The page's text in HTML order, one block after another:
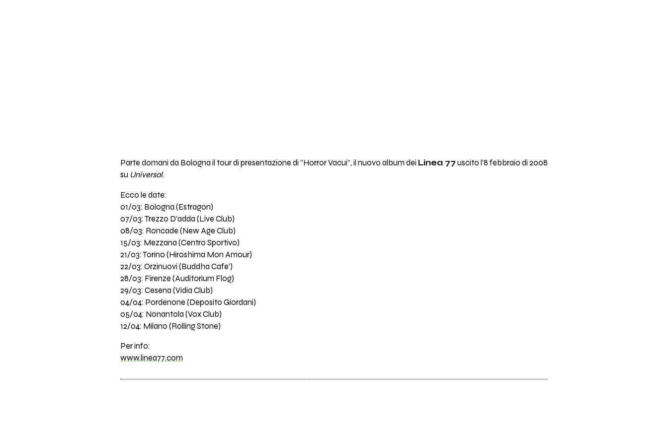
Parte domani da Bologna il tour di presentazione di “Horror Vacui”, il nuovo album dei Linea 77 uscito l’8 febbraio di 2008
su Universal.
Ecco le date:
01/03: Bologna (Estragon)
07/03: Trezzo D’adda (Live Club)
08/03: Roncade (New Age Club)
15/03: Mezzana (Centro Sportivo)
21/03: Torino (Hiroshima Mon Amour)
22/03: Orzinuovi (Buddha Cafe’)
28/03: Firenze (Auditorium Flog)
29/03: Cesena (Vidia Club)
04/04: Pordenone (Deposito Giordani)
05/04: Nonantola (Vox Club)
12/04: Milano (Rolling Stone)
Per info:
www.linea77.com